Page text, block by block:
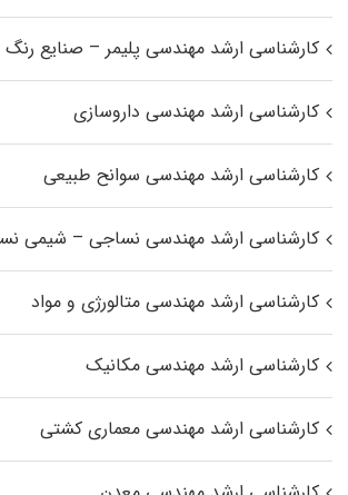
کارشناسی ارشد مهندسی پلیمر – صنایع رنگ
کارشناسی ارشد مهندسی داروسازی
کارشناسی ارشد مهندسی سوانح طبیعی
کارشناسی ارشد مهندسی نساجی – شیمی
کارشناسی ارشد مهندسی متالورژی و مواد
کارشناسی ارشد مهندسی مکانیک
کارشناسی ارشد مهندسی معماری کشتی